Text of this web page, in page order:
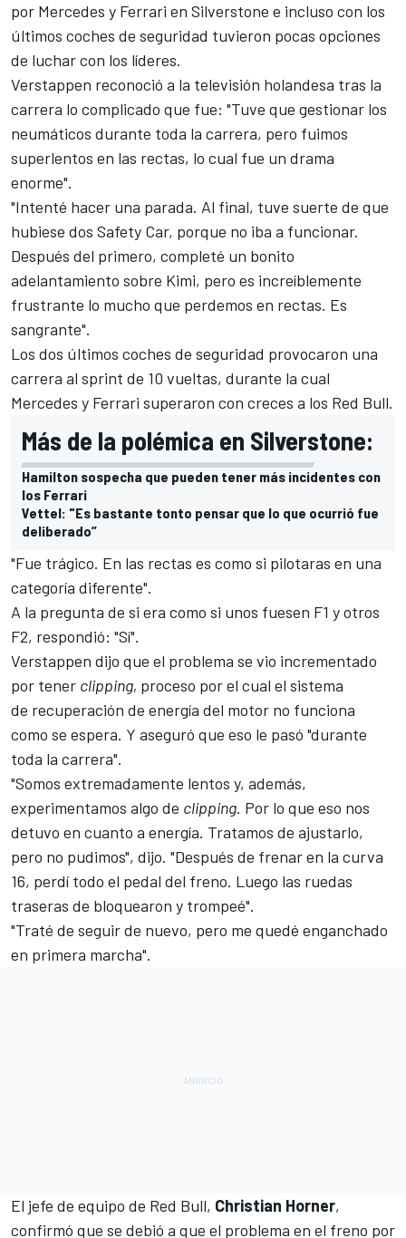
por Mercedes y Ferrari en Silverstone e incluso con los
últimos coches de seguridad tuvieron pocas opciones
de luchar con los líderes.
Verstappen reconoció a la televisión holandesa tras la
carrera lo complicado que fue: "Tuve que gestionar los
neumáticos durante toda la carrera, pero fuimos
superlentos en las rectas, lo cual fue un drama
enorme".
"Intenté hacer una parada. Al final, tuve suerte de que
hubiese dos Safety Car, porque no iba a funcionar.
Después del primero, completé un bonito
adelantamiento sobre Kimi, pero es increíblemente
frustrante lo mucho que perdemos en rectas. Es
sangrante".
Los dos últimos coches de seguridad provocaron una
carrera al sprint de 10 vueltas, durante la cual
Mercedes y Ferrari superaron con creces a los Red Bull.
Más de la polémica en Silverstone:
Hamilton sospecha que pueden tener más incidentes con
los Ferrari
Vettel: "Es bastante tonto pensar que lo que ocurrió fue
deliberado”
"Fue trágico. En las rectas es como si pilotaras en una
categoría diferente".
A la pregunta de si era como si unos fuesen F1 y otros
F2, respondió: "Sí".
Verstappen dijo que el problema se vio incrementado
por tener clipping, proceso por el cual el sistema
de recuperación de energía del motor no funciona
como se espera. Y aseguró que eso le pasó "durante
toda la carrera".
"Somos extremadamente lentos y, además,
experimentamos algo de clipping. Por lo que eso nos
detuvo en cuanto a energía. Tratamos de ajustarlo,
pero no pudimos", dijo. "Después de frenar en la curva
16, perdí todo el pedal del freno. Luego las ruedas
traseras de bloquearon y trompeé".
"Traté de seguir de nuevo, pero me quedé enganchado
en primera marcha".
El jefe de equipo de Red Bull, Christian Horner,
confirmó que se debió a que el problema en el freno por